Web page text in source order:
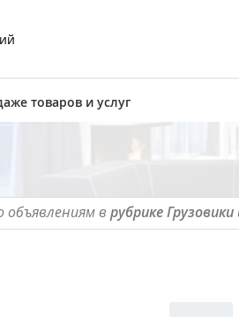
товаров и услуг
объявлениям в рубрике